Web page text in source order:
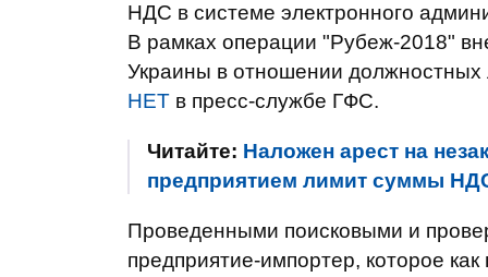
НДС в системе электронного
В рамках операции "Рубеж-2018"
Украины в отношении
НЕТ в пресс-службе ГФС.
Читайте: Наложен арест на
предприятием лимит суммы
Проведенными поисковыми и
предприятие-импортер, которое